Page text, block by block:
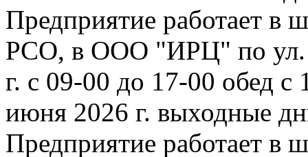
Предприятие работает в
РСО, в ООО "ИРЦ" по ул.
г. с 09-00 до 17-00 обед
июня 2026 г. выходные
Предприятие работает в